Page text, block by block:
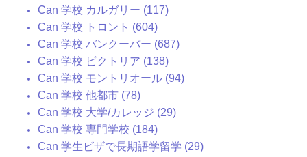
Can 学校 カルガリー (117)
Can 学校 トロント (604)
Can 学校 バンクーバー (687)
Can 学校 ビクトリア (138)
Can 学校 モントリオール (94)
Can 学校 他都市 (78)
Can 学校 大学/カレッジ (29)
Can 学校 専門学校 (184)
Can 学生ビザで長期語学留学 (29)